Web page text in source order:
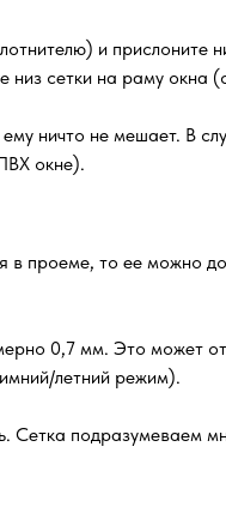
и прислоните
сетки на раму окна
ничто не мешает. В
окне).
в проеме, то ее можно
0,7 мм. Это может
летний режим).
Сетка подразумеваем